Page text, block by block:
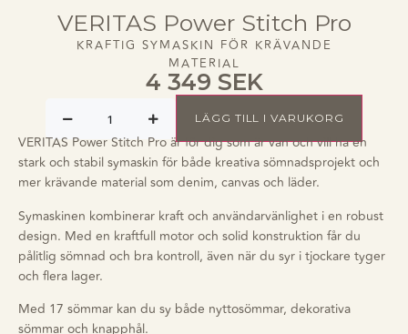
VERITAS Power Stitch Pro
KRAFTIG SYMASKIN FÖR KRÄVANDE
MATERIAL
4 349 SEK
LÄGG TILL I VARUKORG
VERITAS Power Stitch Pro är för dig som är van och vill ha en
stark och stabil symaskin för både kreativa sömnadsprojekt och
mer krävande material som denim, canvas och läder.
Symaskinen kombinerar kraft och användarvänlighet i en robust
design. Med en kraftfull motor och solid konstruktion får du
pålitlig sömnad och bra kontroll, även när du syr i tjockare tyger
och flera lager.
Med 17 sömmar kan du sy både nyttosömmar, dekorativa
sömmar och knapphål.